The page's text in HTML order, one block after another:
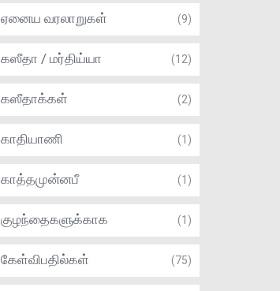
ஏனைய வரலாறுகள் (9)
கஸீதா / மர்திய்யா (12)
கஸீதாக்கள் (2)
காதியாணி (1)
காத்தமுன்னபீ (1)
குழந்தைகளுக்காக (1)
கேள்விபதில்கள் (75)